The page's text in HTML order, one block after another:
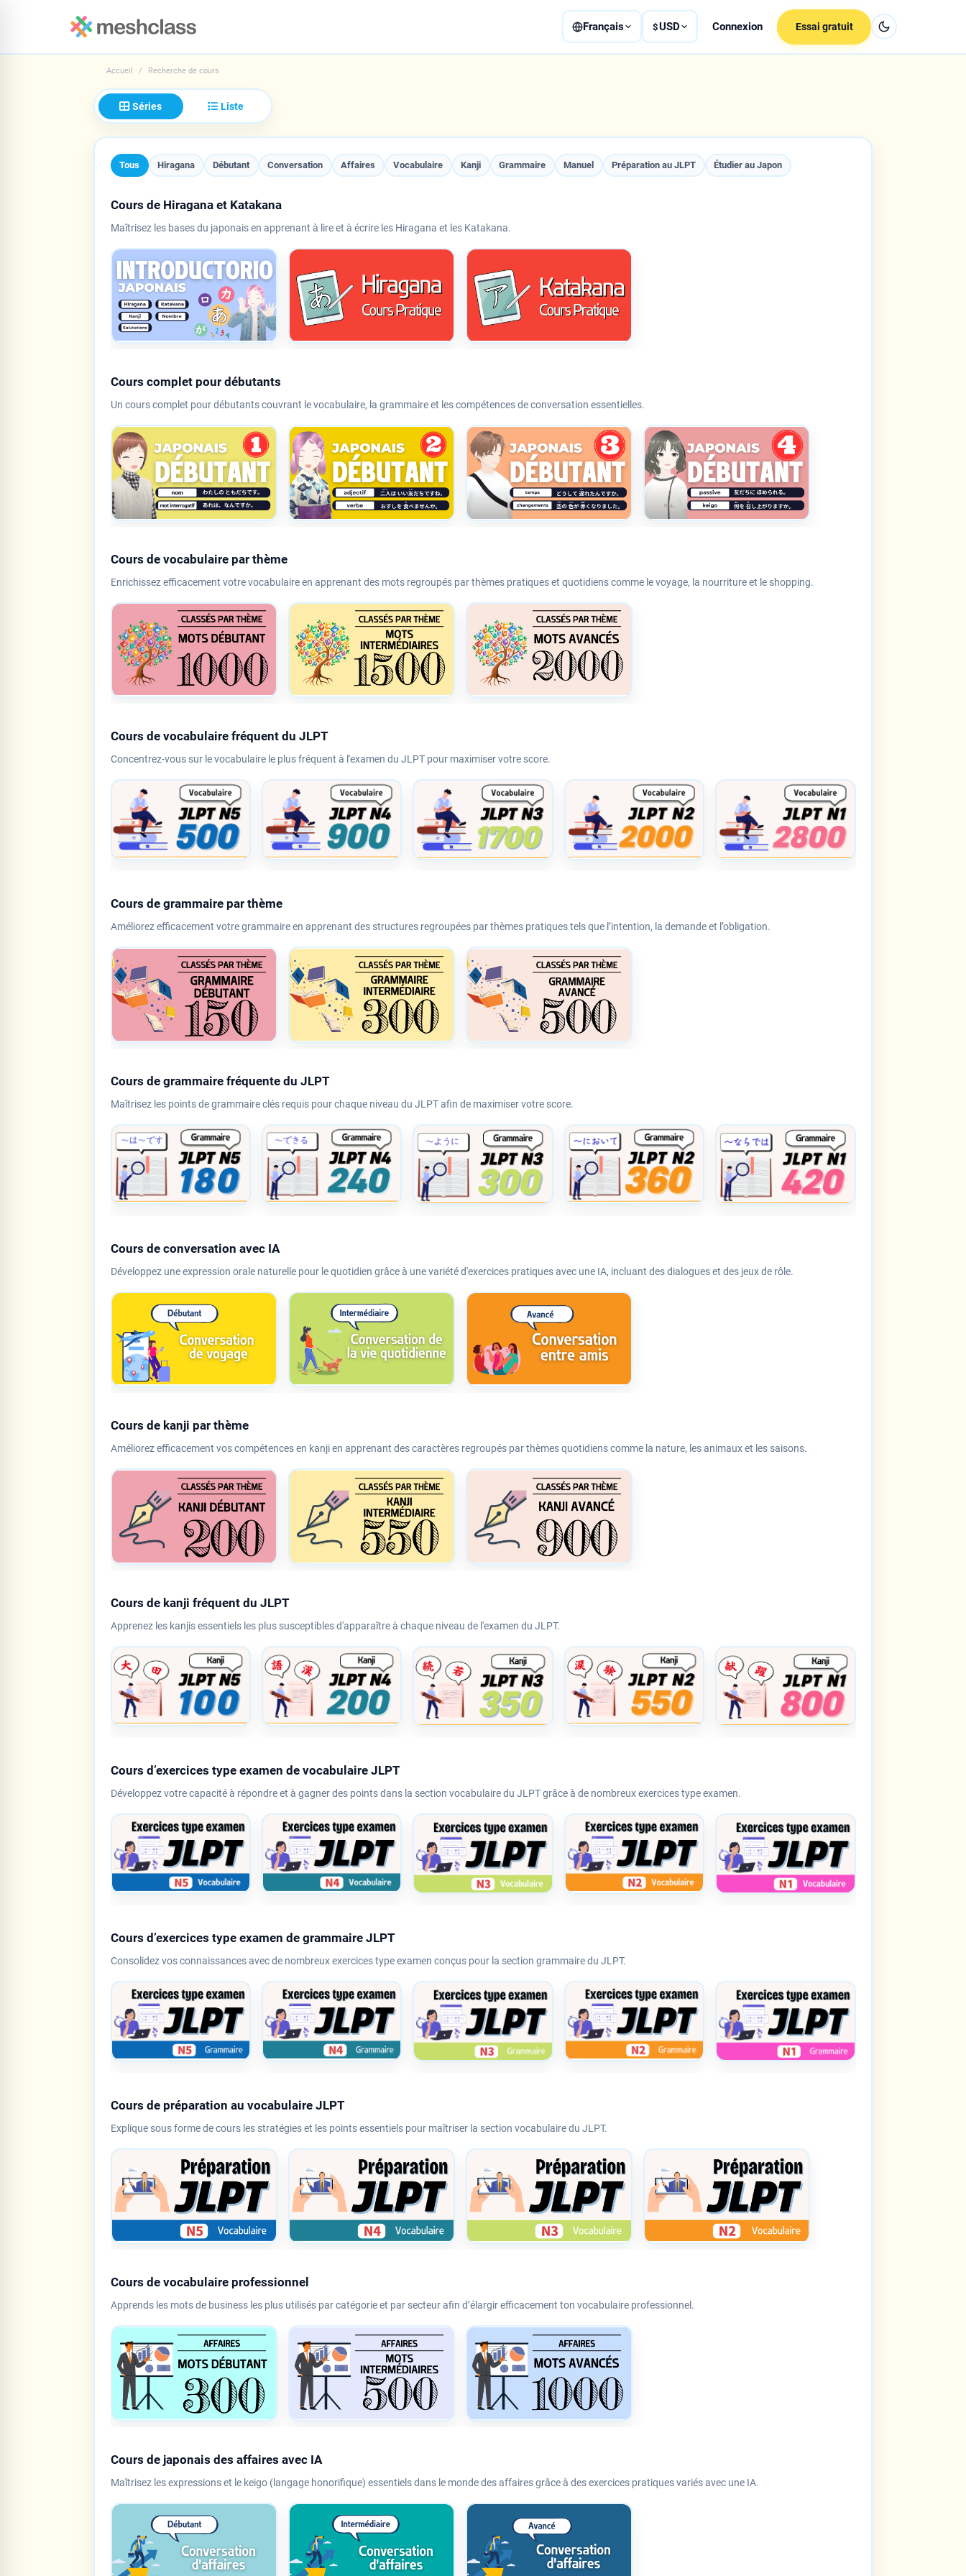
Français $USD Connexion Essai gratuit
Accueil Recherche de cours
Séries Liste
Tous Hiragana Débutant Conversation Affaires Vocabulaire Kanji Grammaire Manuel Préparation au JLPT Étudier au Japon
Cours de Hiragana et Katakana
Maîtrisez les bases du japonais en apprenant à lire et à écrire les Hiragana et les Katakana.
Cours complet pour débutants
Un cours complet pour débutants couvrant le vocabulaire, la grammaire et les compétences de conversation essentielles.
Cours de vocabulaire par thème
Enrichissez efficacement votre vocabulaire en apprenant des mots regroupés par thèmes pratiques et quotidiens comme le voyage, la nourriture et le shopping.
Cours de vocabulaire fréquent du JLPT
Concentrez-vous sur le vocabulaire le plus fréquent à l'examen du JLPT pour maximiser votre score.
Cours de grammaire par thème
Améliorez efficacement votre grammaire en apprenant des structures regroupées par thèmes pratiques tels que l’intention, la demande et l’obligation.
Cours de grammaire fréquente du JLPT
Maîtrisez les points de grammaire clés requis pour chaque niveau du JLPT afin de maximiser votre score.
Cours de conversation avec IA
Développez une expression orale naturelle pour le quotidien grâce à une variété d'exercices pratiques avec une IA, incluant des dialogues et des jeux de rôle.
Cours de kanji par thème
Améliorez efficacement vos compétences en kanji en apprenant des caractères regroupés par thèmes quotidiens comme la nature, les animaux et les saisons.
Cours de kanji fréquent du JLPT
Apprenez les kanjis essentiels les plus susceptibles d'apparaître à chaque niveau de l'examen du JLPT.
Cours d’exercices type examen de vocabulaire JLPT
Développez votre capacité à répondre et à gagner des points dans la section vocabulaire du JLPT grâce à de nombreux exercices type examen.
Cours d’exercices type examen de grammaire JLPT
Consolidez vos connaissances avec de nombreux exercices type examen conçus pour la section grammaire du JLPT.
Cours de préparation au vocabulaire JLPT
Explique sous forme de cours les stratégies et les points essentiels pour maîtriser la section vocabulaire du JLPT.
Cours de vocabulaire professionnel
Apprends les mots de business les plus utilisés par catégorie et par secteur afin d’élargir efficacement ton vocabulaire professionnel.
Cours de japonais des affaires avec IA
Maîtrisez les expressions et le keigo (langage honorifique) essentiels dans le monde des affaires grâce à des exercices pratiques variés avec une IA.